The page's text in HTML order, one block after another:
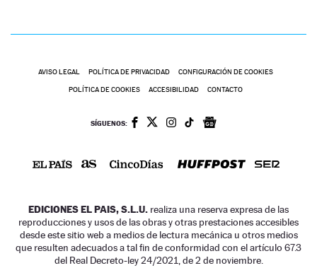
AVISO LEGAL POLÍTICA DE PRIVACIDAD CONFIGURACIÓN DE COOKIES
POLÍTICA DE COOKIES ACCESIBILIDAD CONTACTO
SÍGUENOS:
EDICIONES EL PAIS, S.L.U. realiza una reserva expresa de las
reproducciones y usos de las obras y otras prestaciones accesibles
desde este sitio web a medios de lectura mecánica u otros medios
que resulten adecuados a tal fin de conformidad con el artículo 67.3
del Real Decreto-ley 24/2021, de 2 de noviembre.